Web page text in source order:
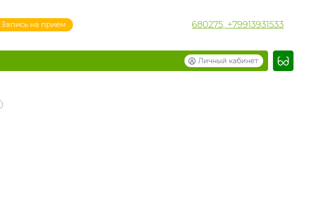
Запись на прием 680275, +79913931533
Личный кабинет